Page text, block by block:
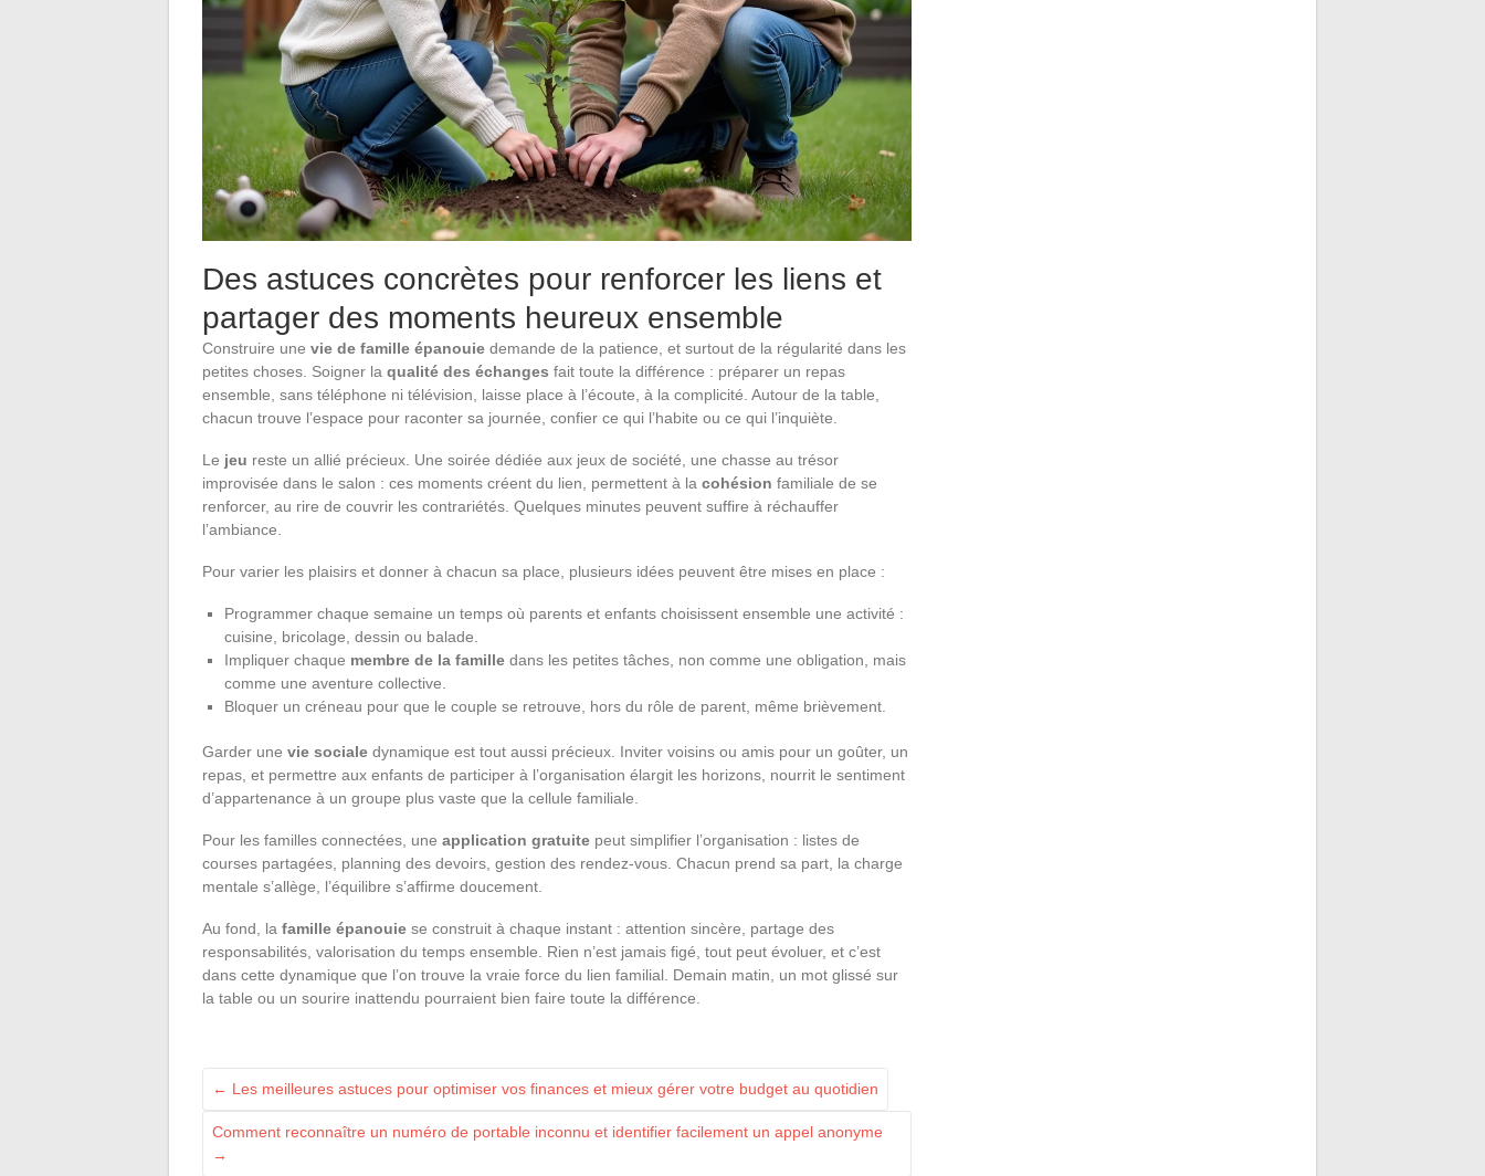
Des astuces concrètes pour renforcer les liens et
partager des moments heureux ensemble
Construire une vie de famille épanouie demande de la patience, et surtout de la régularité dans les
petites choses. Soigner la qualité des échanges fait toute la différence : préparer un repas
ensemble, sans téléphone ni télévision, laisse place à l’écoute, à la complicité. Autour de la table,
chacun trouve l’espace pour raconter sa journée, confier ce qui l’habite ou ce qui l’inquiète.
Le jeu reste un allié précieux. Une soirée dédiée aux jeux de société, une chasse au trésor
improvisée dans le salon : ces moments créent du lien, permettent à la cohésion familiale de se
renforcer, au rire de couvrir les contrariétés. Quelques minutes peuvent suffire à réchauffer
l’ambiance.
Pour varier les plaisirs et donner à chacun sa place, plusieurs idées peuvent être mises en place :
Programmer chaque semaine un temps où parents et enfants choisissent ensemble une activité :
cuisine, bricolage, dessin ou balade.
Impliquer chaque membre de la famille dans les petites tâches, non comme une obligation, mais
comme une aventure collective.
Bloquer un créneau pour que le couple se retrouve, hors du rôle de parent, même brièvement.
Garder une vie sociale dynamique est tout aussi précieux. Inviter voisins ou amis pour un goûter, un
repas, et permettre aux enfants de participer à l’organisation élargit les horizons, nourrit le sentiment
d’appartenance à un groupe plus vaste que la cellule familiale.
Pour les familles connectées, une application gratuite peut simplifier l’organisation : listes de
courses partagées, planning des devoirs, gestion des rendez-vous. Chacun prend sa part, la charge
mentale s’allège, l’équilibre s’affirme doucement.
Au fond, la famille épanouie se construit à chaque instant : attention sincère, partage des
responsabilités, valorisation du temps ensemble. Rien n’est jamais figé, tout peut évoluer, et c’est
dans cette dynamique que l’on trouve la vraie force du lien familial. Demain matin, un mot glissé sur
la table ou un sourire inattendu pourraient bien faire toute la différence.
← Les meilleures astuces pour optimiser vos finances et mieux gérer votre budget au quotidien
Comment reconnaître un numéro de portable inconnu et identifier facilement un appel anonyme
→